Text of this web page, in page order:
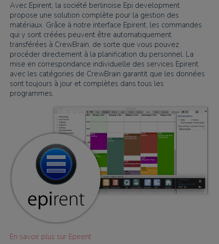
Avec Epirent, la société berlinoise Epi development
propose une solution complète pour la gestion des
matériaux. Grâce à notre interface Epirent, les commandes
qui y sont créées peuvent être automatiquement
transférées à CrewBrain, de sorte que vous pouvez
procéder directement à la planification du personnel. La
mise en correspondance individuelle des services Epirent
avec les catégories de CrewBrain garantit que les données
sont toujours à jour et complètes dans tous les
programmes.
En savoir plus sur Epirent